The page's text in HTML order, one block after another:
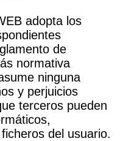
adopta los
de
normativa
ninguna
y perjuicios
terceros pueden
del usuario.